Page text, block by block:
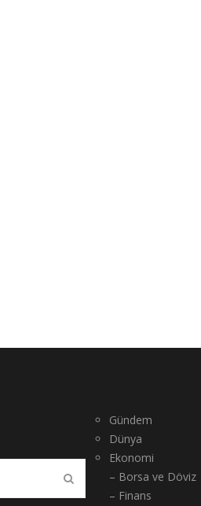
Gündem
Dünya
Ekonomi
– Borsa ve Döviz
– Finans